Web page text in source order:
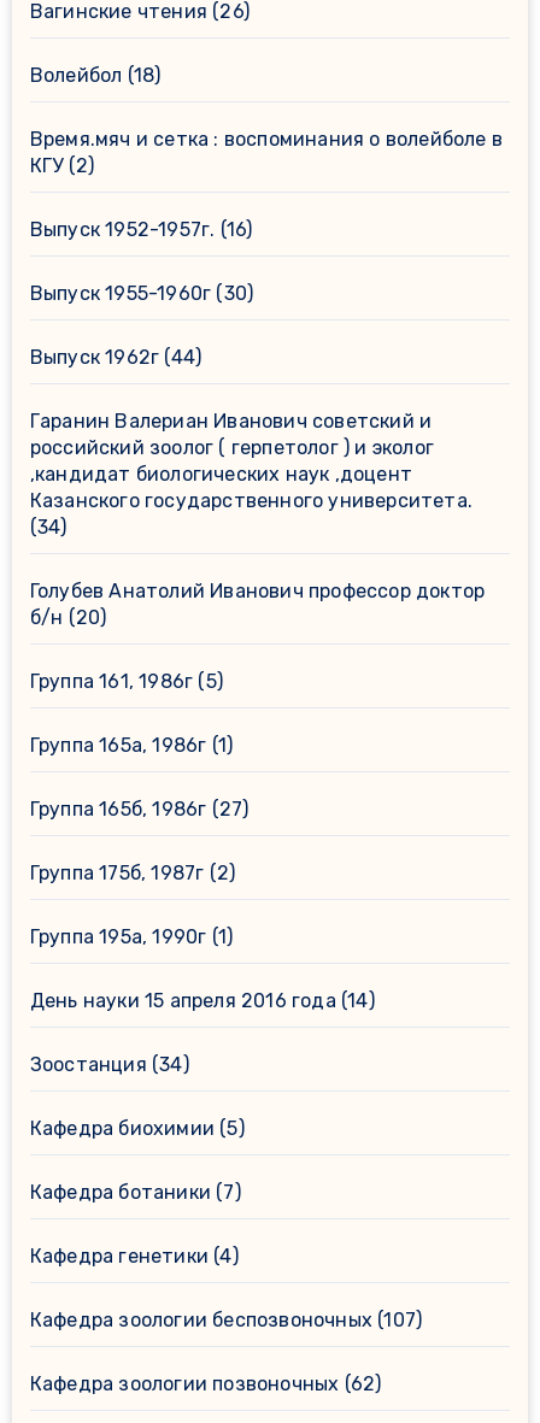
Вагинские чтения (26)
Волейбол (18)
Время.мяч и сетка : воспоминания о волейболе в
КГУ(2)
Выпуск 1952-1957г. (16)
Выпуск 1955-1960г (30)
Выпуск 1962г (44)
Гаранин Валериан Иванович советский и
российский зоолог ( герпетолог ) и эколог
,кандидат биологических наук ,доцент
Казанского государственного университета.
(34)
Голубев Анатолий Иванович профессор доктор
б/н (20)
Группа 161, 1986г (5)
Группа 165а, 1986г (1)
Группа 165б, 1986г (27)
Группа 175б, 1987г (2)
Группа 195а, 1990г (1)
День науки 15 апреля 2016 года (14)
Зоостанция (34)
Кафедра биохимии (5)
Кафедра ботаники (7)
Кафедра генетики (4)
Кафедра зоологии беспозвоночных (107)
Кафедра зоологии позвоночных (62)